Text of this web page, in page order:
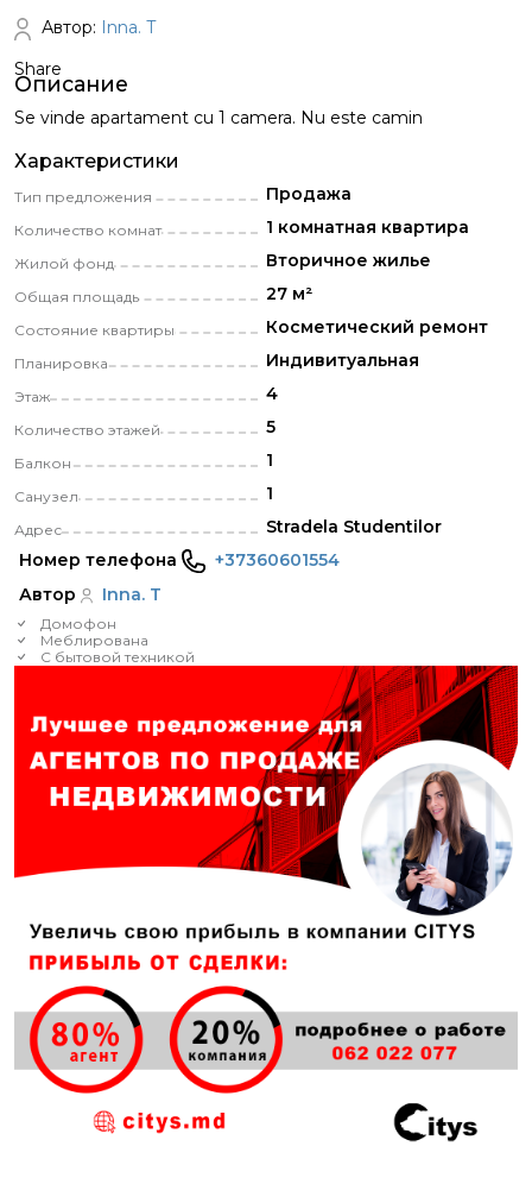
Описание
Se vinde apartament cu 1 camera. Nu este camin
Характеристики
Тип предложения Продажа
Количество комнат 1 комнатная квартира
Жилой фонд Вторичное жилье
Общая площадь 27 м²
Состояние квартиры Косметический pемонт
Планировка Индивитуальная
Этаж 4
Количество этажей 5
Балкон 1
Санузел 1
Адрес
Stradela Studentilor
Номер телефона
+37360601554
Автор
Inna. T
Домофон
Меблирована
С бытовой техникой
Автор: Inna. T
Share